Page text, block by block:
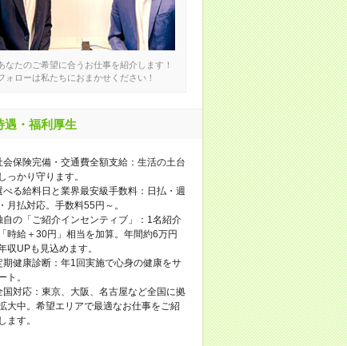
なたのご希望に合うお仕事を紹介します！
ォローは私たちにおまかせください！
遇・福利厚生
会保険完備・交通費全額支給：生活の土台
っかり守ります。
べる給料日と業界最安級手数料：日払・週
月払対応。手数料55円～。
自の「ご紹介インセンティブ」：1名紹介
時給＋30円」相当を加算。年間約6万円
収UPも見込めます。
期健康診断：年1回実施で心身の健康をサ
ト。
国対応：東京、大阪、名古屋など全国に拠
大中。希望エリアで最適なお仕事をご紹
ます。